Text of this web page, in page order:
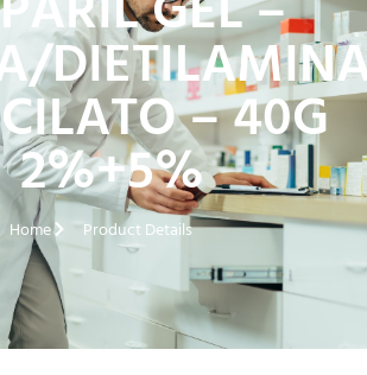
– 40G
2%+5%
Home Product Details